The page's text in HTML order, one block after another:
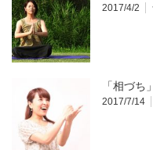
2017/4/2
「相づ
2017/7/14